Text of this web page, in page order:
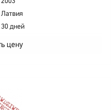
Латвия
30 дней
цену